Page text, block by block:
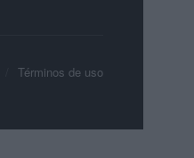
Términos de uso